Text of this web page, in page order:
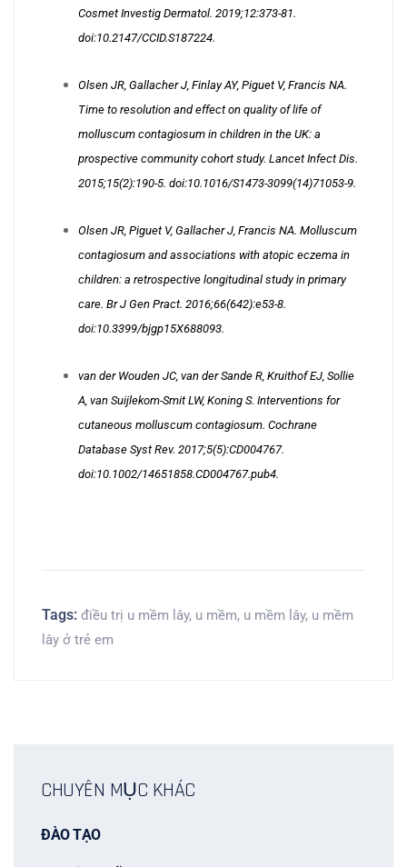
Cosmet Investig Dermatol. 2019;12:373-81.
doi:10.2147/CCID.S187224.
Olsen JR, Gallacher J, Finlay AY, Piguet V, Francis NA.
Time to resolution and effect on quality of life of
molluscum contagiosum in children in the UK: a
prospective community cohort study. Lancet Infect Dis.
2015;15(2):190-5. doi:10.1016/S1473-3099(14)71053-9.
Olsen JR, Piguet V, Gallacher J, Francis NA. Molluscum
contagiosum and associations with atopic eczema in
children: a retrospective longitudinal study in primary
care. Br J Gen Pract. 2016;66(642):e53-8.
doi:10.3399/bjgp15X688093.
van der Wouden JC, van der Sande R, Kruithof EJ, Sollie
A, van Suijlekom-Smit LW, Koning S. Interventions for
cutaneous molluscum contagiosum. Cochrane
Database Syst Rev. 2017;5(5):CD004767.
doi:10.1002/14651858.CD004767.pub4.
Tags: điều trị u mềm lây, u mềm, u mềm lây, u mềm
lây ở trẻ em
CHUYÊN MỤC KHÁC
ĐÀO TẠO